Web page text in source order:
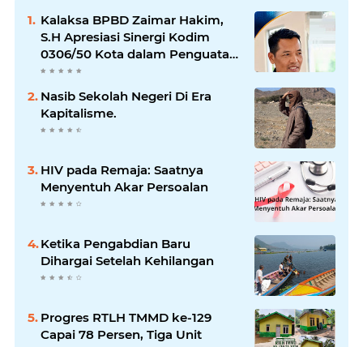
Kalaksa BPBD Zaimar Hakim,
S.H Apresiasi Sinergi Kodim
0306/50 Kota dalam Penguatan
Mitigasi dan Penanganan
Bencana
Nasib Sekolah Negeri Di Era
Kapitalisme.
HIV pada Remaja: Saatnya
Menyentuh Akar Persoalan
Ketika Pengabdian Baru
Dihargai Setelah Kehilangan
Progres RTLH TMMD ke-129
Capai 78 Persen, Tiga Unit